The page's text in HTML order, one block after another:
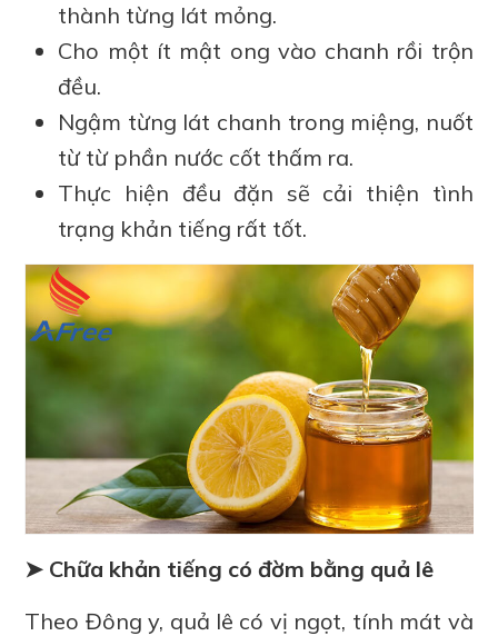
thành từng lát mỏng.
Cho một ít mật ong vào chanh rồi trộn
đều.
Ngậm từng lát chanh trong miệng, nuốt
từ từ phần nước cốt thấm ra.
Thực hiện đều đặn sẽ cải thiện tình
trạng khản tiếng rất tốt.
➤ Chữa khản tiếng có đờm bằng quả lê
Theo Đông y, quả lê có vị ngọt, tính mát và